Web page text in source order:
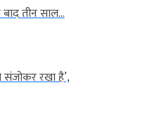
तीन साल...
संजोकर रखा है’,